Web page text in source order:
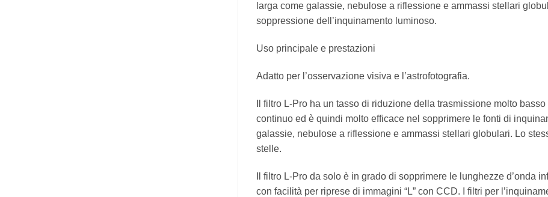
larga come galassie, nebulose a riflessione e ammassi stellari
soppressione dell’inquinamento luminoso.
Uso principale e prestazioni
Adatto per l’osservazione visiva e l’astrofotografia.
Il filtro L-Pro ha un tasso di riduzione della trasmissione molto
continuo ed è quindi molto efficace nel sopprimere le fonti di
galassie, nebulose a riflessione e ammassi stellari globulari. Lo
stelle.
Il filtro L-Pro da solo è in grado di sopprimere le lunghezze d’onda
con facilità per riprese di immagini “L” con CCD. I filtri per